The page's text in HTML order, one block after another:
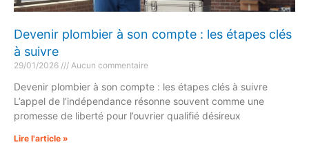
Devenir plombier à son compte : les étapes clés
à suivre
29/01/2026 Aucun commentaire
Devenir plombier à son compte : les étapes clés à suivre
L’appel de l’indépendance résonne souvent comme une
promesse de liberté pour l’ouvrier qualifié désireux
Lire l'article »